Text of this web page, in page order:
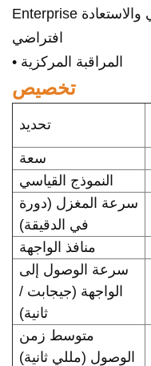
Enterprise للنسخ الاحتياطي والاستعادة - D2D ، شريط
افتراضي
• المراقبة المركزية
تخصيص
تحديد
سعة
النموذج القياسي
سرعة المغزل (دورة
في الدقيقة)
منافذ الواجهة
سرعة الوصول إلى
الواجهة (جيجابت /
ثانية)
متوسط زمن
الوصول (مللي ثانية)